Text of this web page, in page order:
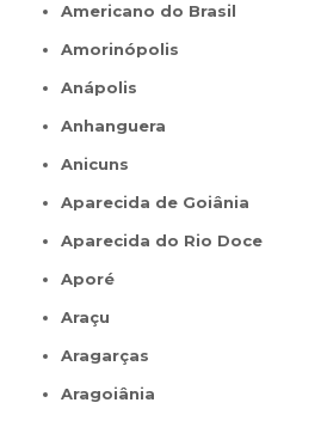
Americano do Brasil
Amorinópolis
Anápolis
Anhanguera
Anicuns
Aparecida de Goiânia
Aparecida do Rio Doce
Aporé
Araçu
Aragarças
Aragoiânia